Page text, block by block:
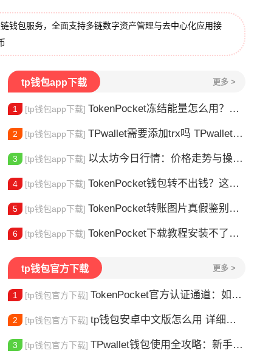
钱包服务，全面支持多链数字资产管理与去中心化应用接
tp钱包app下载 更多 >
1 [tp钱包app下载] TokenPocket冻结能量怎么用？TRX冻结获取能量详解
2 [tp钱包app下载] TPwallet需要添加trx吗 TPwallet要不要充TRX？一文说清
3 [tp钱包app下载] 以太坊今日行情：价格走势与操作建议
4 [tp钱包app下载] TokenPocket钱包转不出钱？这几种情况你可能遇到过
5 [tp钱包app下载] TokenPocket转账图片真假鉴别全攻略
6 [tp钱包app下载] TokenPocket下载教程安装不了怎么办？手把手教你解决
tp钱包官方下载 更多 >
1 [tp钱包官方下载] TokenPocket官方认证通道：如何找到真正的官方渠道
2 [tp钱包官方下载] tp钱包安卓中文版怎么用 详细安装教程
3 [tp钱包官方下载] TPwallet钱包使用全攻略：新手也能快速上手掌握